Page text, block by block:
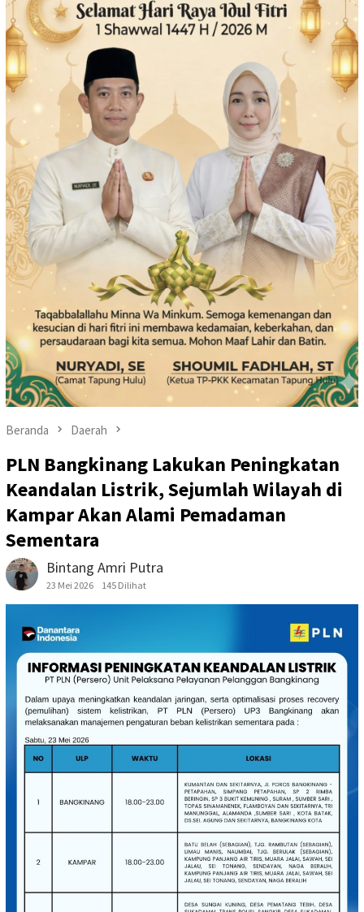
Beranda Daerah
PLN Bangkinang Lakukan Peningkatan
Keandalan Listrik, Sejumlah Wilayah di
Kampar Akan Alami Pemadaman
Sementara
Bintang Amri Putra
23 Mei 2026 145 Dilihat